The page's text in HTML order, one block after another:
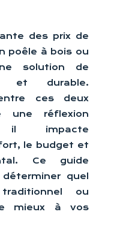
des prix de
poêle à bois ou
solution de
et durable.
ces deux
une réflexion
il impacte
le budget et
Ce guide
quel
ou
mieux à vos